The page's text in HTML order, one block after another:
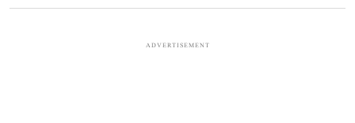
ADVERTISEMENT